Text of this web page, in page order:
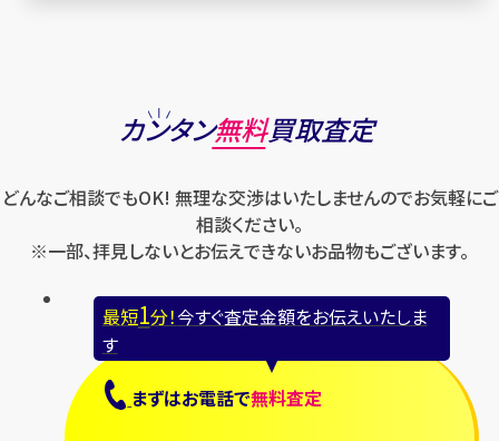
カンタン無料買取査定
どんなご相談でもOK! 無理な交渉はいたしませんのでお気軽にご
相談ください。
※一部、拝見しないとお伝えできないお品物もございます。
最短1分！今すぐ査定金額をお伝えいたしま
す
まずはお電話で無料査定